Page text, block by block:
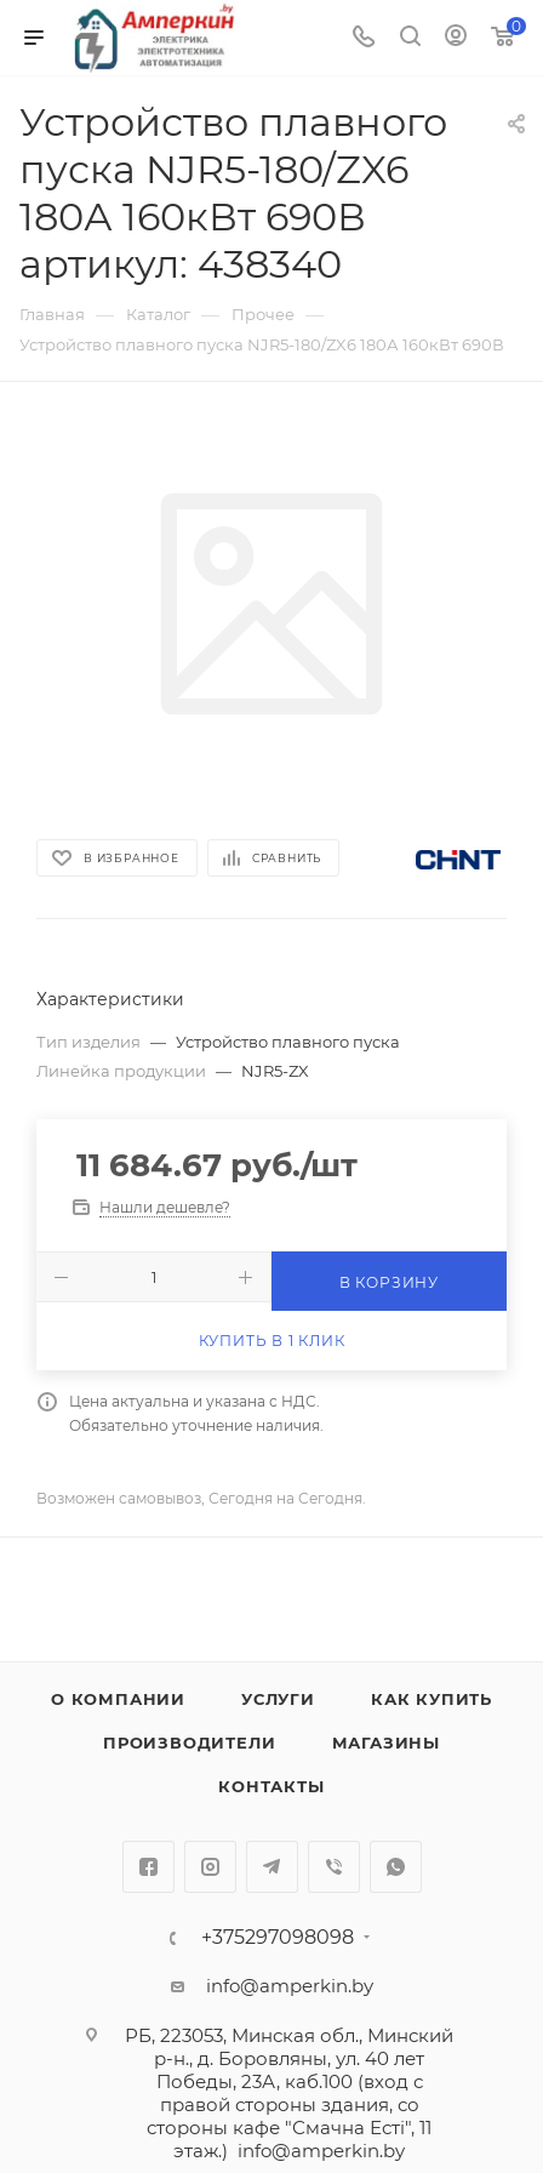
0
Устройство плавного
пуска NJR5-180/ZX6
180А 160кВт 690В
артикул: 438340
Главная — Каталог — Прочее —
Устройство плавного пуска NJR5-180/ZX6 180А 160кВт 690В
В ИЗБРАННОЕ СРАВНИТЬ
Характеристики
Тип изделия — Устройство плавного пуска
Линейка продукции — NJR5-ZX
11 684.67 руб./шт
Нашли дешевле?
В КОРЗИНУ
КУПИТЬ В 1 КЛИК
Цена актуальна и указана с НДС.
Обязательно уточнение наличия.
Возможен самовывоз, Сегодня на Сегодня.
О КОМПАНИИ УСЛУГИ КАК КУПИТЬ
ПРОИЗВОДИТЕЛИ МАГАЗИНЫ
КОНТАКТЫ
+375297098098
info@amperkin.by
РБ, 223053, Минская обл., Минский
р-н., д. Боровляны, ул. 40 лет
Победы, 23А, каб.100 (вход с
правой стороны здания, со
стороны кафе "Смачна Естi", 11
этаж.) info@amperkin.by